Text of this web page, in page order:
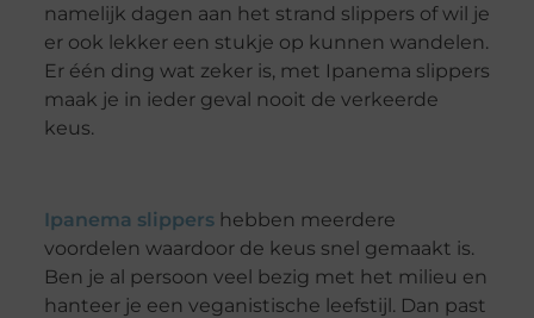
namelijk dagen aan het strand slippers of wil je
er ook lekker een stukje op kunnen wandelen.
Er één ding wat zeker is, met Ipanema slippers
maak je in ieder geval nooit de verkeerde
keus.
Ipanema slippershebben meerdere
voordelen waardoor de keus snel gemaakt is.
Ben je al persoon veel bezig met het milieu en
hanteer je een veganistische leefstijl. Dan past